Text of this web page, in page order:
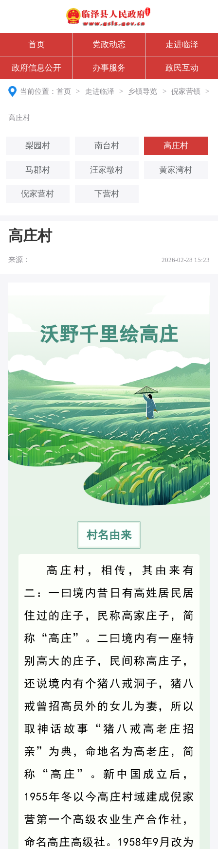
首页 党政动态 走进临泽
政府信息公开 办事服务 政民互动
当前位置：首页 > 走进临泽 > 乡镇导览 > 倪家营镇 >
高庄村
梨园村 南台村 高庄村
马郡村 汪家墩村 黄家湾村
倪家营村 下营村
高庄村
来源： 2026-02-28 15:23